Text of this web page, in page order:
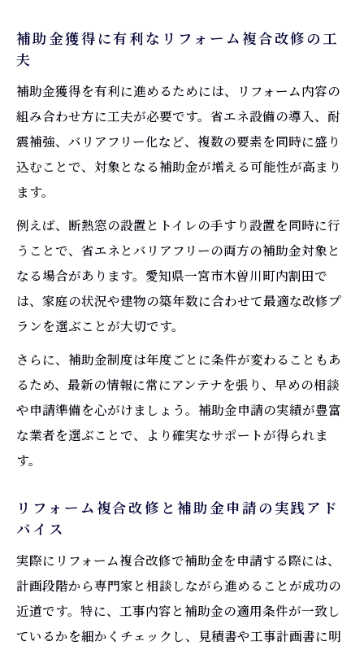
補助金獲得に有利なリフォーム複合改修の工
夫
補助金獲得を有利に進めるためには、リフォーム内容の
組み合わせ方に工夫が必要です。省エネ設備の導入、耐
震補強、バリアフリー化など、複数の要素を同時に盛り
込むことで、対象となる補助金が増える可能性が高まり
ます。
例えば、断熱窓の設置とトイレの手すり設置を同時に行
うことで、省エネとバリアフリーの両方の補助金対象と
なる場合があります。愛知県一宮市木曽川町内割田で
は、家庭の状況や建物の築年数に合わせて最適な改修プ
ランを選ぶことが大切です。
さらに、補助金制度は年度ごとに条件が変わることもあ
るため、最新の情報に常にアンテナを張り、早めの相談
や申請準備を心がけましょう。補助金申請の実績が豊富
な業者を選ぶことで、より確実なサポートが得られま
す。
リフォーム複合改修と補助金申請の実践アド
バイス
実際にリフォーム複合改修で補助金を申請する際には、
計画段階から専門家と相談しながら進めることが成功の
近道です。特に、工事内容と補助金の適用条件が一致し
ているかを細かくチェックし、見積書や工事計画書に明